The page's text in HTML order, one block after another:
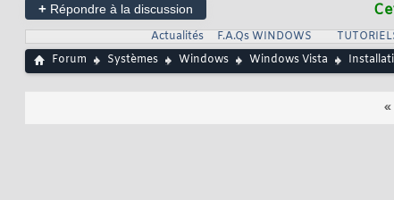
+ Répondre à la discussion
Actualités F.A.Qs WINDOWS
Forum
Systèmes Windows Windows Vista
«